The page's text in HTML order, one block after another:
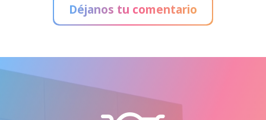
Déjanos tu comentario